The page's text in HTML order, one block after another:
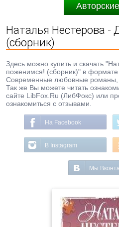
Наталья Нестерова -
(сборник)
Здесь можно купить и скачать
поженимся! (сборник)" в
Современные любовные романы,
Так же Вы можете читать
сайте LibFox.Ru (ЛибФокс) или
ознакомиться с отзывами.
На Facebook
В Instagram
Мы